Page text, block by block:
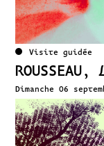
Visite guidée
ROUSSEAU,
Dimanche 06